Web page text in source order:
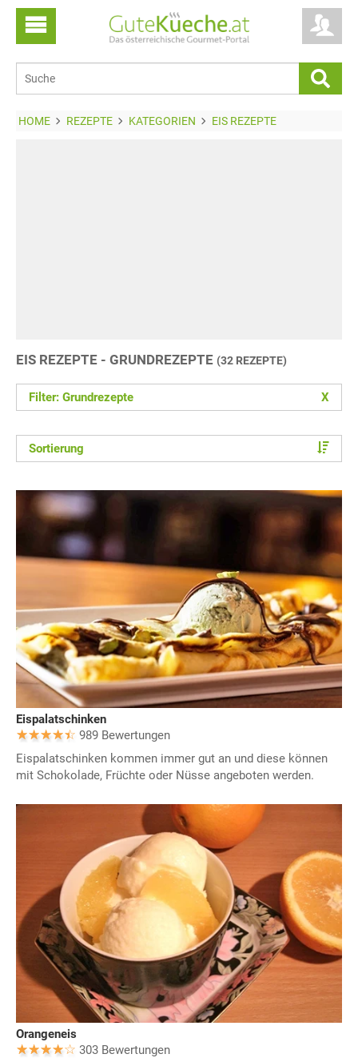
HOME REZEPTE KATEGORIEN EIS REZEPTE
EIS REZEPTE - GRUNDREZEPTE (32 REZEPTE)
Filter: Grundrezepte X
Sortierung
Eispalatschinken
989 Bewertungen
Eispalatschinken kommen immer gut an und diese können
mit Schokolade, Früchte oder Nüsse angeboten werden.
Orangeneis
303 Bewertungen